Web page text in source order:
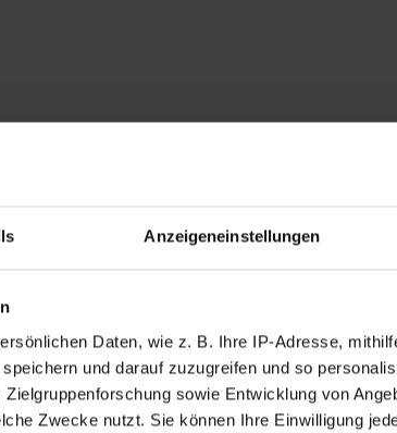
Anzeigeneinstellungen
Daten, wie z. B. Ihre IP-Adresse,
und darauf zuzugreifen und so
sowie Entwicklung von
Zwecke nutzt. Sie können Ihre Einwilligung